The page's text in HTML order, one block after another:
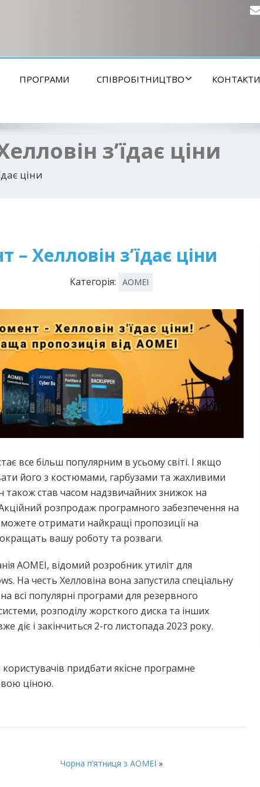
ПРОГРАМИ СПІВРОБІТНИЦТВО КОНТАКТИ
з’їдає ціни
ціни
– Хелловін з’їдає ціни
Категорія: AOMEI
все більш популярним в усьому світі. І якщо
його з костюмами, гарбузами та жахливими
також став часом надзвичайних знижок на
розпродаж програмного забезпечення на
отримати найкращі пропозиції на
вашу роботу та розваги.
AOMEI, відомий розробник утиліт для
На честь Хелловіна вона запустила спеціальну
всі популярні програми для резервного
розподілу жорсткого диска та інших
діє і закінчиться 2-го листопада 2023 року.
придбати якісне програмне
ціною.
Чорна п’ятниця з AOMEI »